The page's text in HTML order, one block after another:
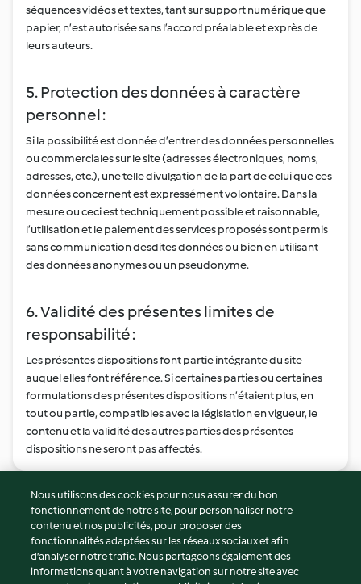
séquences vidéos et textes, tant sur support numérique que
papier, n’est autorisée sans l’accord préalable et exprès de
leurs auteurs.
5. Protection des données à caractère
personnel :
Si la possibilité est donnée d’entrer des données personnelles
ou commerciales sur le site (adresses électroniques, noms,
adresses, etc.), une telle divulgation de la part de celui que ces
données concernent est expressément volontaire. Dans la
mesure ou ceci est techniquement possible et raisonnable,
l’utilisation et le paiement des services proposés sont permis
sans communication desdites données ou bien en utilisant
des données anonymes ou un pseudonyme.
6. Validité des présentes limites de
responsabilité :
Les présentes dispositions font partie intégrante du site
auquel elles font référence. Si certaines parties ou certaines
formulations des présentes dispositions n’étaient plus, en
tout ou partie, compatibles avec la législation en vigueur, le
contenu et la validité des autres parties des présentes
dispositions ne seront pas affectés.
© Copyright 2026
Conditions d'utilisation
Politique de confidentialité
Nous utilisons des cookies pour nous assurer du bon
fonctionnement de notre site, pour personnaliser notre
contenu et nos publicités, pour proposer des
fonctionnalités adaptées sur les réseaux sociaux et afin
d’analyser notre trafic. Nous partageons également des
informations quant à votre navigation sur notre site avec